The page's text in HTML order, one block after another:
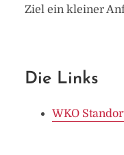
Ziel ein kleiner
Die Links
WKO